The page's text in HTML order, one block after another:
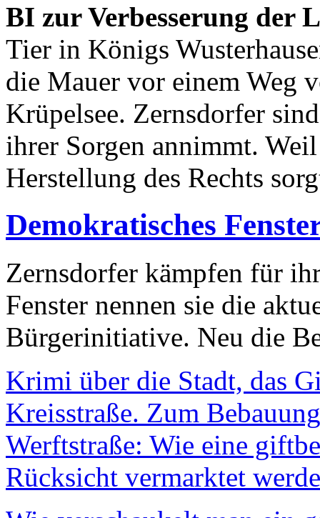
BI zur Verbesserung der
Tier in Königs
die Mauer vor einem Weg
Krüpelsee. Zernsdorfer
ihrer Sorgen annimmt.
Herstellung des Rechts
Demokratisches
Zernsdorfer kämpfen für
Fenster nennen sie die
Bürgerinitiative. Neu die
Krimi über die Stadt, das
Kreisstraße. Zum
Werftstraße: Wie eine
Rücksicht vermarktet